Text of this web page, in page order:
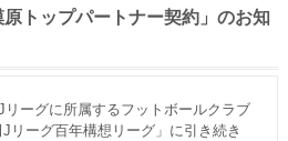
トップパートナー契約」のお知
ーグに所属するフットボールクラブ
Jリーグ百年構想リーグ」に引き続き